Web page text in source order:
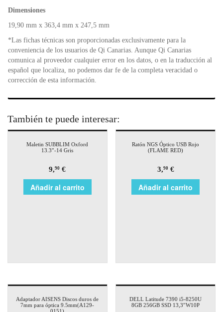
Dimensiones
19,90 mm x 363,4 mm x 247,5 mm
*Las fichas técnicas son proporcionadas exclusivamente para la
conveniencia de los usuarios de Qi Canarias. Aunque Qi Canarias
comunica al proveedor cualquier error en los datos, o en la traducción al
español que localiza, no podemos dar fe de la completa veracidad o
corrección de esta información.
También te puede interesar:
Maletin SUBBLIM Oxford
13.3″-14 Gris
9,90 €
Añadir al carrito
Ratón NGS Óptico USB Rojo
(FLAME RED)
3,90€
Añadir al carrito
Adaptador AISENS Discos duros de
7mm para óptica 9.5mm(A129-
DELL Latitude 7390 i5-8250U
8GB 256GB SSD 13,3″W10P